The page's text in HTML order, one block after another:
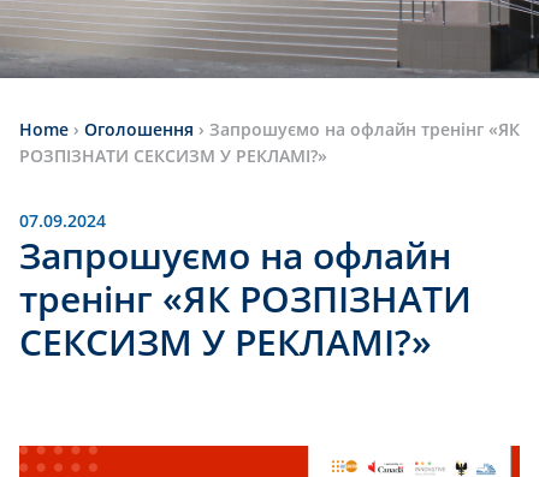
Home › Оголошення › Запрошуємо на офлайн тренінг «ЯК
РОЗПІЗНАТИ СЕКСИЗМ У РЕКЛАМІ?»
07.09.2024
Запрошуємо на офлайн
тренінг «ЯК РОЗПІЗНАТИ
СЕКСИЗМ У РЕКЛАМІ?»